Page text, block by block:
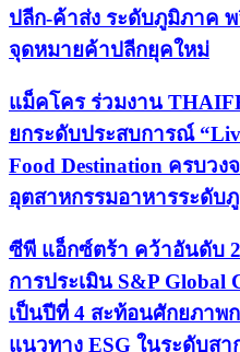
ปลีก-ค้าส่ง ระดับภูมิภาค
จุดหมายค้าปลีกยุคใหม่
แม็คโคร ร่วมงาน
ยกระดับประสบการณ์
Food Destination ครบวง
อุตสาหกรรมอาหารระดับ
ซีพี แอ็กซ์ตร้า คว้าอันดับ
การประเมิน S&P Global
เป็นปีที่ 4 สะท้อนศักยภาพ
แนวทาง ESG ในระดับสา